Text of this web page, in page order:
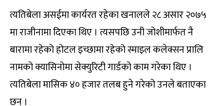
त्यतिबेला असईमा कार्यरत रहेका खनालले २८ असार २०७५
मा राजीनामा दिएका थिए । त्यसपछि उनी जोशीमार्फत नै
बारामा रहेको होटल इच्छामा रहेको स्माइल कलेक्सन प्रालि
नामको क्यासिनोमा सेक्युरिटी गार्डको काम गरेका थिए ।
त्यतिबेला मासिक ४० हजार तलब हुने गरेको उनले बताएका
छन् ।